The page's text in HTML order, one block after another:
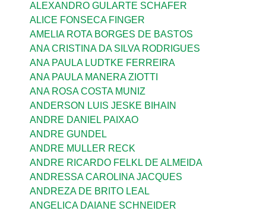
ALEXANDRO GULARTE SCHAFER
ALICE FONSECA FINGER
AMELIA ROTA BORGES DE BASTOS
ANA CRISTINA DA SILVA RODRIGUES
ANA PAULA LUDTKE FERREIRA
ANA PAULA MANERA ZIOTTI
ANA ROSA COSTA MUNIZ
ANDERSON LUIS JESKE BIHAIN
ANDRE DANIEL PAIXAO
ANDRE GUNDEL
ANDRE MULLER RECK
ANDRE RICARDO FELKL DE ALMEIDA
ANDRESSA CAROLINA JACQUES
ANDREZA DE BRITO LEAL
ANGELICA DAIANE SCHNEIDER